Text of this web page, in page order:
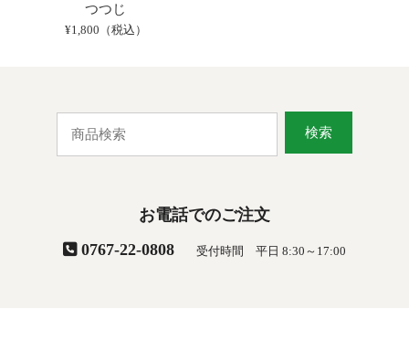
つつじ
¥1,800（税込）
検索
お電話でのご注文
0767-22-0808
受付時間 平日 8:30～17:00